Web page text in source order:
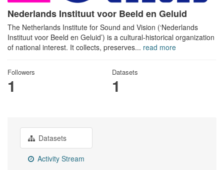
Nederlands Instituut voor Beeld en Geluid
The Netherlands Institute for Sound and Vision (‘Nederlands
Instituut voor Beeld en Geluid’) is a cultural-historical organization
of national interest. It collects, preserves... read more
Followers
1
Datasets
1
Datasets
Activity Stream